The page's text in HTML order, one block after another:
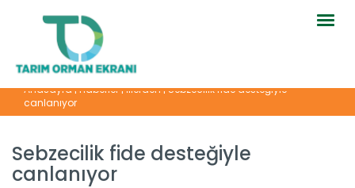
Anasayfa|Haberler|İllerden|Sebzecilik fide desteğiyle
canlanıyor
Sebzecilik fide desteğiyle
canlanıyor